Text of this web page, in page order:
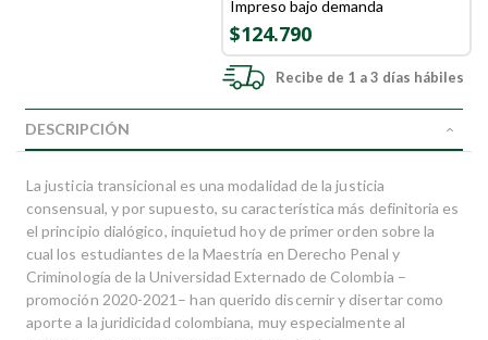
Impreso bajo demanda
$124.790
Recibe de 1 a 3 días hábiles
DESCRIPCIÓN
La justicia transicional es una modalidad de la justicia
consensual, y por supuesto, su característica más definitoria es
el principio dialógico, inquietud hoy de primer orden sobre la
cual los estudiantes de la Maestría en Derecho Penal y
Criminología de la Universidad Externado de Colombia –
promoción 2020-2021– han querido discernir y disertar como
aporte a la juridicidad colombiana, muy especialmente al